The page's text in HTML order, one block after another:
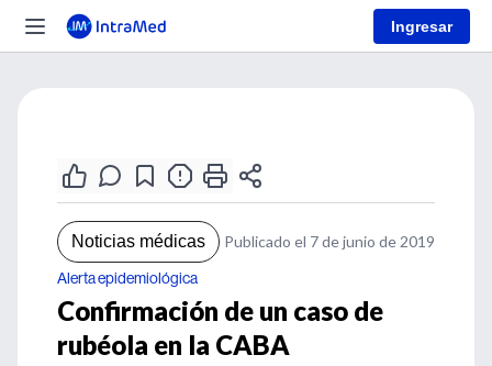
Ingresar
Noticias médicas Publicado el 7 de junio de 2019
Alerta epidemiológica
Confirmación de un caso de
rubéola en la CABA